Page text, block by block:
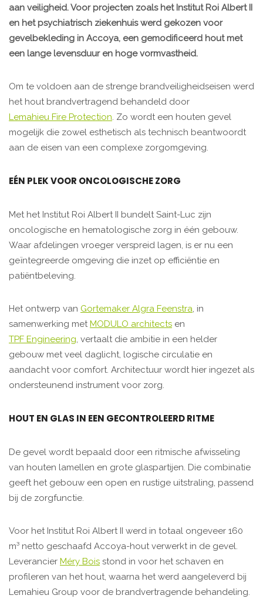
aan veiligheid. Voor projecten zoals het Institut Roi Albert II
en het psychiatrisch ziekenhuis werd gekozen voor
gevelbekleding in Accoya, een gemodificeerd hout met
een lange levensduur en hoge vormvastheid.
Om te voldoen aan de strenge brandveiligheidseisen werd
het hout brandvertragend behandeld door
Lemahieu Fire Protection. Zo wordt een houten gevel
mogelijk die zowel esthetisch als technisch beantwoordt
aan de eisen van een complexe zorgomgeving.
EÉN PLEK VOOR ONCOLOGISCHE ZORG
Met het Institut Roi Albert II bundelt Saint-Luc zijn
oncologische en hematologische zorg in één gebouw.
Waar afdelingen vroeger verspreid lagen, is er nu een
geïntegreerde omgeving die inzet op efficiëntie en
patiëntbeleving.
Het ontwerp van Gortemaker Algra Feenstra, in
samenwerking met MODULO architects en
TPF Engineering, vertaalt die ambitie in een helder
gebouw met veel daglicht, logische circulatie en
aandacht voor comfort. Architectuur wordt hier ingezet als
ondersteunend instrument voor zorg.
HOUT EN GLAS IN EEN GECONTROLEERD RITME
De gevel wordt bepaald door een ritmische afwisseling
van houten lamellen en grote glaspartijen. Die combinatie
geeft het gebouw een open en rustige uitstraling, passend
bij de zorgfunctie.
Voor het Institut Roi Albert II werd in totaal ongeveer 160
m³ netto geschaafd Accoya-hout verwerkt in de gevel.
Leverancier Méry Bois stond in voor het schaven en
profileren van het hout, waarna het werd aangeleverd bij
Lemahieu Group voor de brandvertragende behandeling.